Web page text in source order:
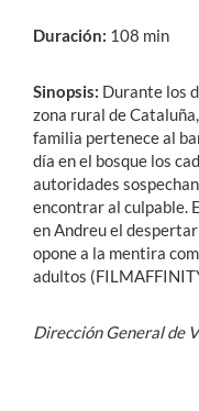
Duración: 108 min
Sinopsis: Durante los
zona rural de
familia pertenece al
día en el bosque los
autoridades
encontrar al culpable.
en Andreu el
opone a la mentira
adultos
Dirección General de